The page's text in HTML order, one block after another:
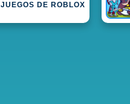
JUEGOS DE ROBLOX